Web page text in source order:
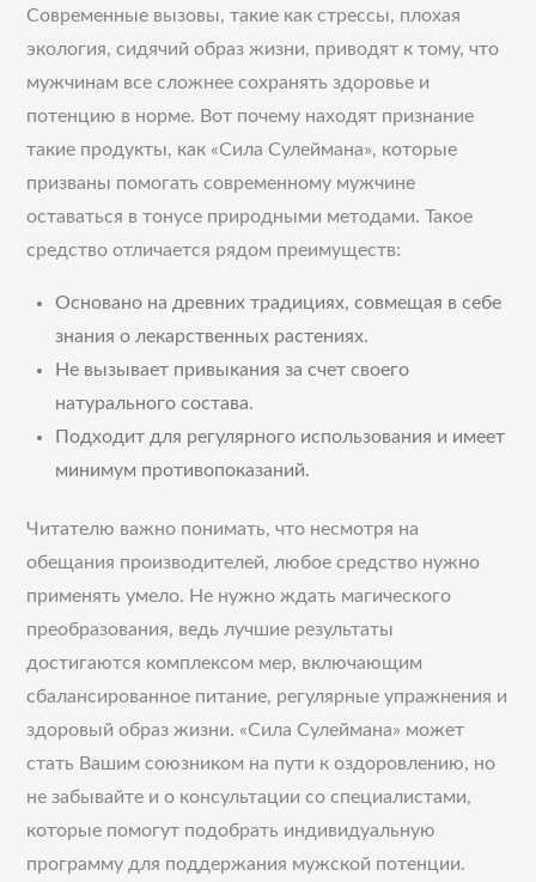
Современные вызовы, такие как стрессы, плохая
экология, сидячий образ жизни, приводят к тому, что
мужчинам все сложнее сохранять здоровье и
потенцию в норме. Вот почему находят признание
такие продукты, как «Сила Сулеймана», которые
призваны помогать современному мужчине
оставаться в тонусе природными методами. Такое
средство отличается рядом преимуществ:
Основано на древних традициях, совмещая в себе
знания о лекарственных растениях.
Не вызывает привыкания за счет своего
натурального состава.
Подходит для регулярного использования и имеет
минимум противопоказаний.
Читателю важно понимать, что несмотря на
обещания производителей, любое средство нужно
применять умело. Не нужно ждать магического
преобразования, ведь лучшие результаты
достигаются комплексом мер, включающим
сбалансированное питание, регулярные упражнения и
здоровый образ жизни. «Сила Сулеймана» может
стать Вашим союзником на пути к оздоровлению, но
не забывайте и о консультации со специалистами,
которые помогут подобрать индивидуальную
программу для поддержания мужской потенции.